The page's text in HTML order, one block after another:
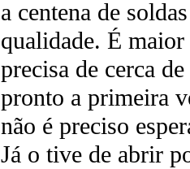
a centena de
qualidade. É maior
precisa de cerca
pronto a primeira
não é preciso
Já o tive de abrir